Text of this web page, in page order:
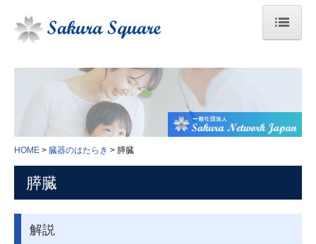
臓器のはたらき
医学の散歩道
HOME 臓器のはたらき 膵臓
膵臓
解説